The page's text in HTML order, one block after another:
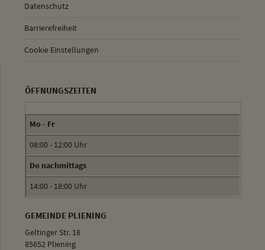
Datenschutz
Barrierefreiheit
Cookie Einstellungen
ÖFFNUNGSZEITEN
Mo - Fr
08:00 - 12:00 Uhr
Do nachmittags
14:00 - 18:00 Uhr
GEMEINDE PLIENING
Geltinger Str. 18
85652 Pliening